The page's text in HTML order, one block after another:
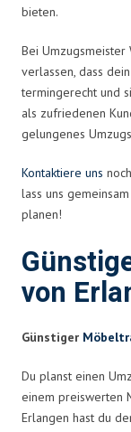
bieten.
Bei Umzugsmeister
verlassen, dass
termingerecht und
als zufriedenen
gelungenes
Kontaktiere uns
lass uns
planen!
von
Günstiger
Du planst einen
einem preiswerten
Erlangen hast du